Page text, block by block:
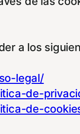
a los
legal/
de-
de-